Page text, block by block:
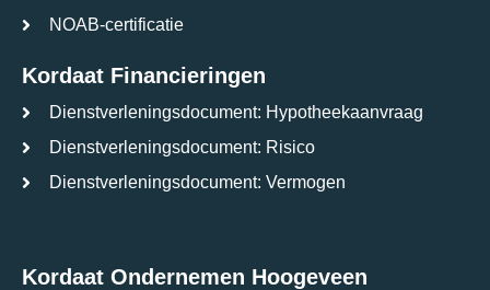
NOAB-certificatie
Kordaat Financieringen
Dienstverleningsdocument: Hypotheekaanvraag
Dienstverleningsdocument: Risico
Dienstverleningsdocument: Vermogen
Kordaat Ondernemen Hoogeveen